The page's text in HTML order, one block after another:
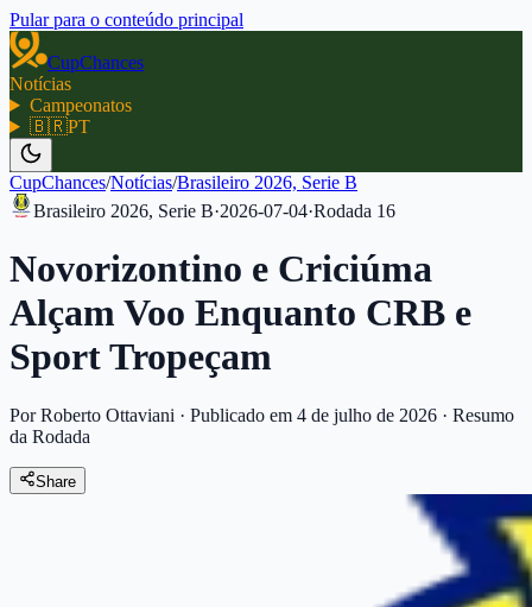
Pular para o conteúdo principal
CupChances
Notícias
Campeonatos
🇧🇷PT
CupChances/Notícias/Brasileiro 2026, Serie B
Brasileiro 2026, Serie B·2026-07-04·Rodada 16
Novorizontino e Criciúma
Alçam Voo Enquanto CRB e
Sport Tropeçam
Por Roberto Ottaviani · Publicado em 4 de julho de 2026 · Resumo
da Rodada
Share